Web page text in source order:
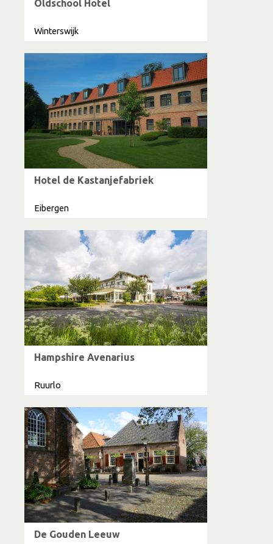
Oldschool Hotel
Winterswijk
Hotel de Kastanjefabriek
Eibergen
Hampshire Avenarius
Ruurlo
De Gouden Leeuw